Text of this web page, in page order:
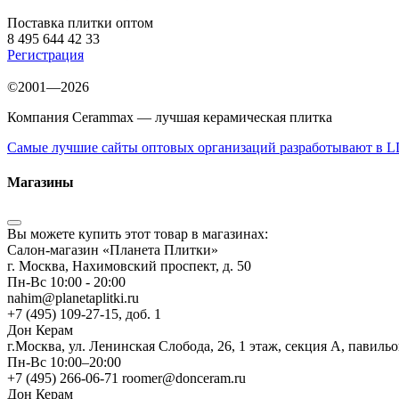
Поставка плитки оптом
8 495 644 42 33
Регистрация
©2001—2026
Компания Cerammax — лучшая керамическая плитка
Самые лучшие сайты оптовых организаций разработывают в
Магазины
Вы можете купить этот товар в магазинах:
Салон-магазин «Планета Плитки»
г. Москва, Нахимовский проспект, д. 50
Пн-Вс 10:00 - 20:00
nahim@planetaplitki.ru
+7 (495) 109-27-15, доб. 1
Дон Керам
г.Москва, ул. Ленинская Слобода, 26, 1 этаж, секция А,
Пн-Вс 10:00–20:00
+7 (495) 266-06-71 roomer@donceram.ru
Дон Керам